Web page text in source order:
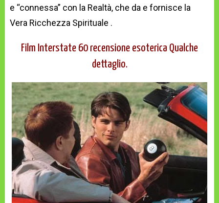
e “connessa” con la Realtà, che da e fornisce la
Vera Ricchezza Spirituale .
Film Interstate 60 recensione esoterica Qualche
dettaglio.